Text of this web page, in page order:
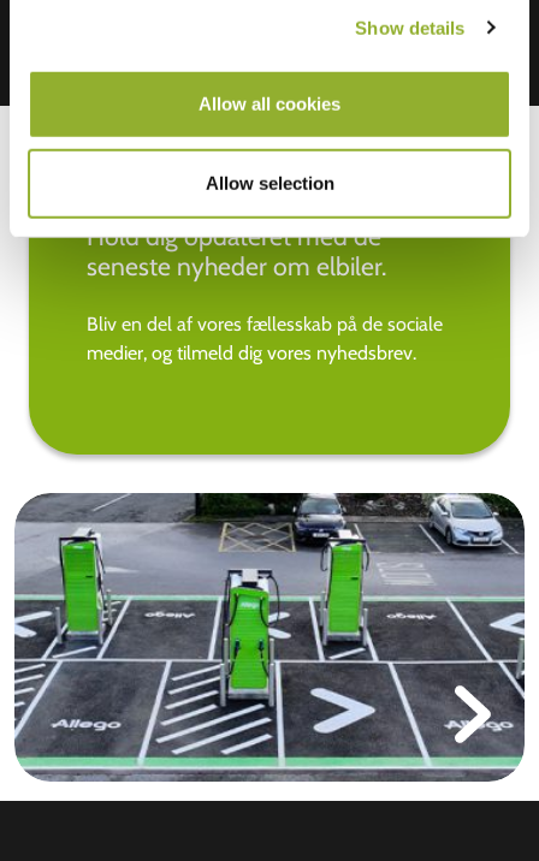
Show details
Allow all cookies
Allow selection
Hold dig opdateret med de
seneste nyheder om elbiler.
Bliv en del af vores fællesskab på de sociale
medier, og tilmeld dig vores nyhedsbrev.